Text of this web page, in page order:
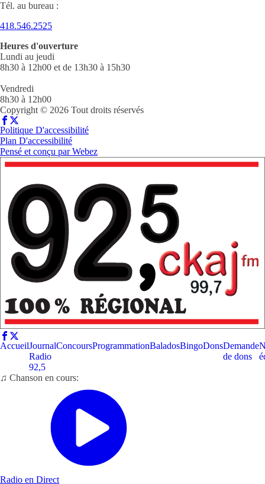
Tél. au bureau :
418.546.2525
Heures d'ouverture
Lundi au jeudi
8h30 à 12h00 et de 13h30 à 15h30
Vendredi
8h30 à 12h00
Copyright © 2026 Tout droits réservés
Politique D'accessibilité
Plan D'accessibilité
Pensé et conçu parWebez
AccueilJournal
Radio
92,5
ConcoursProgrammationBaladosBingoDonsDemande
de dons
♫ Chanson en cours:
Radio en Direct